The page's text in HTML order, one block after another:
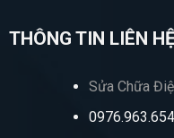
THÔNG TIN LIÊN
Sửa Chữa
0976.963.654